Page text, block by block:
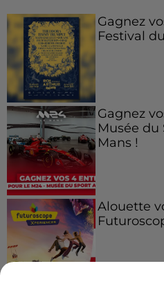
Gagnez
Festival
Gagnez
Musée
Mans !
Alouette